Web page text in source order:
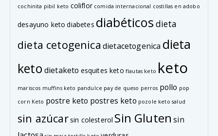
cochinita pibil keto coliflor comida internacional costillas en adobo
desayuno keto diabetes diabéticos dieta
dieta cetogenica dietacetogenica dieta
keto dietaketo esquites keto flautas keto keto
mariscos muffins keto pandulce pay de queso perros pollo pop
corn Keto postre keto postres keto pozole keto salud
sin azúcarsin colesterol Sin Gluten sin